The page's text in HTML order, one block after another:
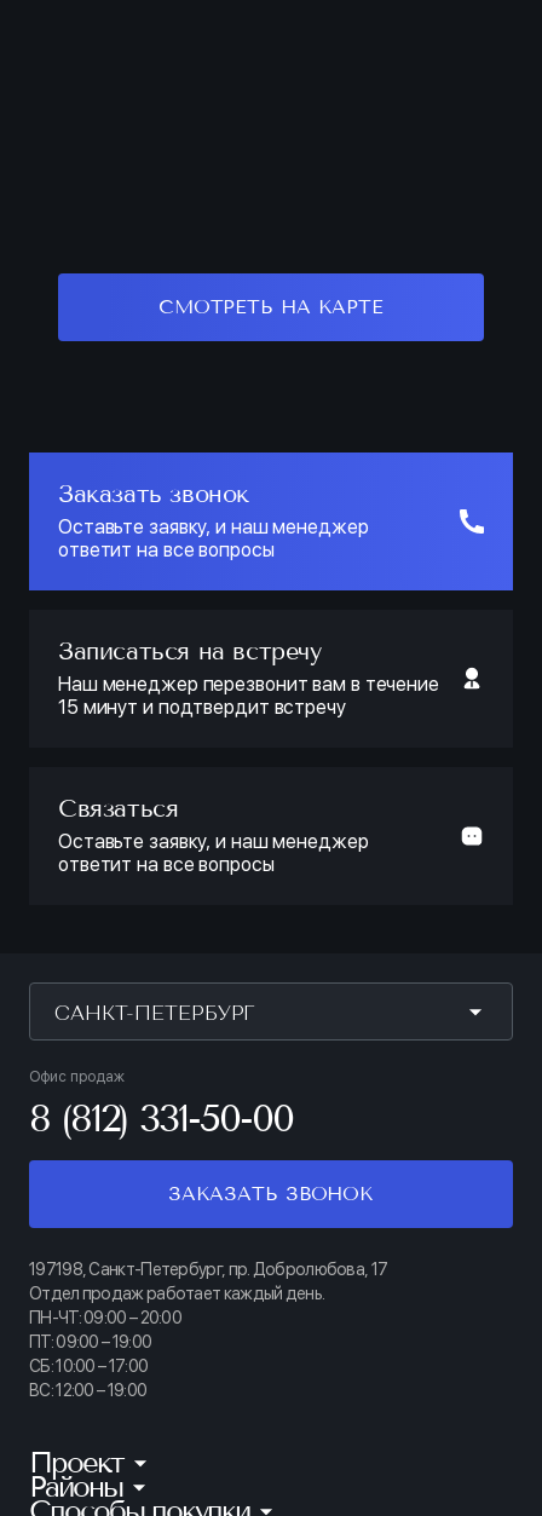
СМОТРЕТЬ НА КАРТЕ
Заказать звонок
Оставьте заявку, и наш менеджер
ответит на все вопросы
Записаться на встречу
Наш менеджер перезвонит вам в течение
15 минут и подтвердит встречу
Связаться
Оставьте заявку, и наш менеджер
ответит на все вопросы
САНКТ-ПЕТЕРБУРГ
Офис продаж
8 (812) 331-50-00
ЗАКАЗАТЬ ЗВОНОК
197198, Санкт-Петербург, пр. Добролюбова, 17
Отдел продаж работает каждый день.
ПН-ЧТ: 09:00 – 20:00
ПТ: 09:00 – 19:00
СБ: 10:00 – 17:00
ВС: 12:00 – 19:00
Проект
КИНОПАРК
Районы
Калининский